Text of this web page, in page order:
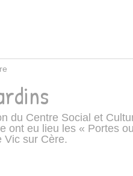
du Centre Social et
ont eu lieu les « Portes
Vic sur Cère.